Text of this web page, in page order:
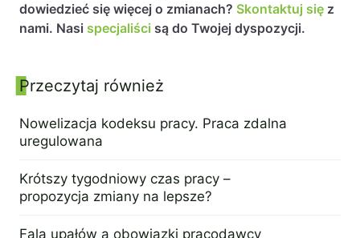
dowiedzieć się więcej o zmianach? Skontaktuj się z
nami. Nasi specjaliści są do Twojej dyspozycji.
Panel boczny
Przeczytaj również
Nowelizacja kodeksu pracy. Praca zdalna
uregulowana
Krótszy tygodniowy czas pracy –
propozycja zmiany na lepsze?
Fala upałów a obowiązki pracodawcy